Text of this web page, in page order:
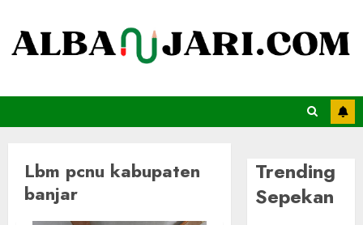
Lbm pcnu kabupaten
banjar
Trending
Sepekan